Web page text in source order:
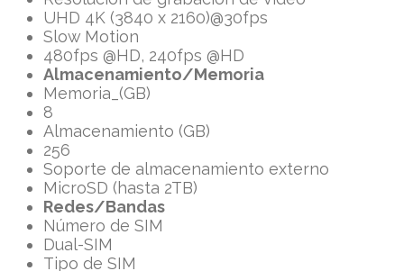
UHD 4K (3840 x 2160)@30fps
Slow Motion
480fps @HD, 240fps @HD
Almacenamiento/Memoria
Memoria_(GB)
8
Almacenamiento (GB)
256
Soporte de almacenamiento externo
MicroSD (hasta 2TB)
Redes/Bandas
Número de SIM
Dual-SIM
Tipo de SIM